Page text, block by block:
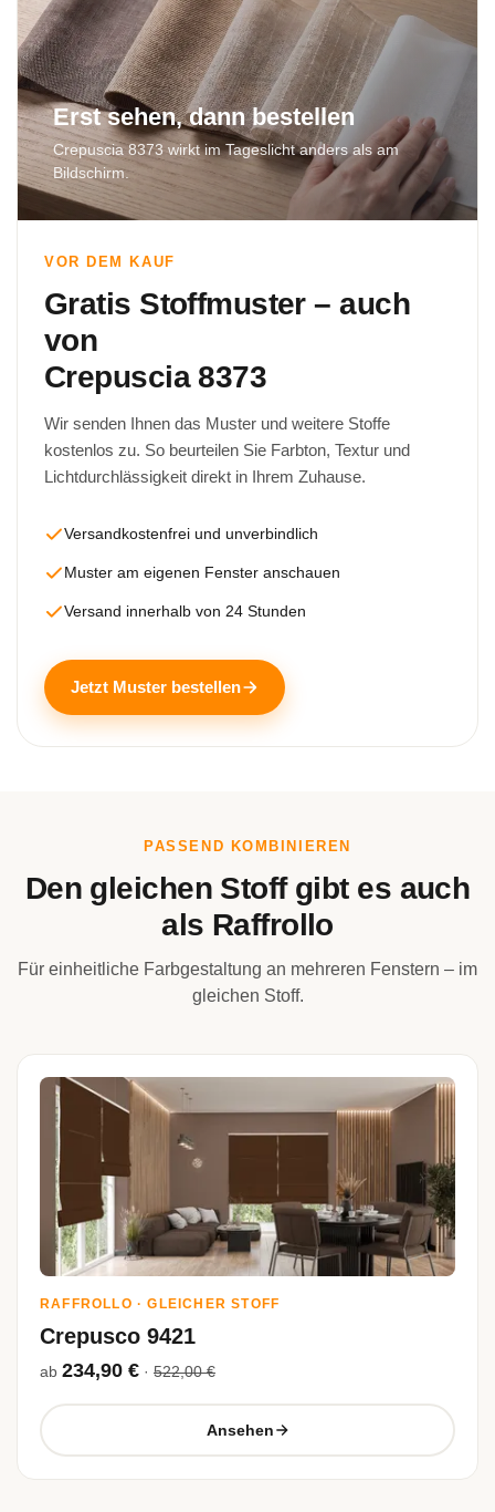
Erst sehen, dann bestellen
Crepuscia 8373 wirkt im Tageslicht anders als am
Bildschirm.
VOR DEM KAUF
Gratis Stoffmuster – auch
von
Crepuscia 8373
Wir senden Ihnen das Muster und weitere Stoffe
kostenlos zu. So beurteilen Sie Farbton, Textur und
Lichtdurchlässigkeit direkt in Ihrem Zuhause.
Versandkostenfrei und unverbindlich
Muster am eigenen Fenster anschauen
Versand innerhalb von 24 Stunden
Jetzt Muster bestellen
PASSEND KOMBINIEREN
Den gleichen Stoff gibt es auch
als Raffrollo
Für einheitliche Farbgestaltung an mehreren Fenstern – im
gleichen Stoff.
RAFFROLLO · GLEICHER STOFF
Crepusco 9421
ab 234,90 € · 522,00 €
Ansehen